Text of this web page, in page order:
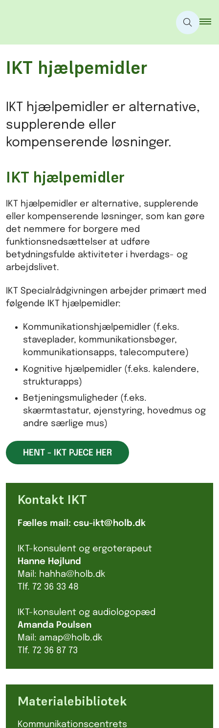
IKT hjælpemidler
IKT hjælpemidler er alternative,
supplerende eller
kompenserende løsninger.
IKT hjælpemidler
IKT hjælpemidler er alternative, supplerende
eller kompenserende løsninger, som kan gøre
det nemmere for borgere med
funktionsnedsættelser at udføre
betydningsfulde aktiviteter i hverdags- og
arbejdslivet.
IKT Specialrådgivningen arbejder primært med
følgende IKT hjælpemidler:
Kommunikationshjælpemidler (f.eks.
staveplader, kommunikationsbøger,
kommunikationsapps, talecomputere)
Kognitive hjælpemidler (f.eks. kalendere,
strukturapps)
Betjeningsmuligheder (f.eks.
skærmtastatur, øjenstyring, hovedmus og
andre særlige mus)
HENT - IKT PJECE HER
Kontakt IKT
Fælles mail: csu-ikt@holb.dk
IKT-konsulent og ergoterapeut
Hanne Højlund
Mail: hahha@holb.dk
Tlf. 72 36 33 48
IKT-konsulent og audiologopæd
Amanda Poulsen
Mail: amap@holb.dk
Tlf. 72 36 87 73
Materialebibliotek
Kommunikationscentrets